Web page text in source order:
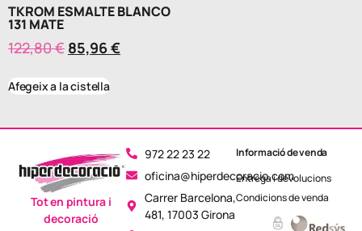
TKROM ESMALTE BLANCO
131 MATE
122,80€ 85,96€
Afegeix a la cistella
972 22 23 22
oficina@hiperdecoracio.com
Carrer Barcelona,
481, 17003 Girona
Tot en pintura i
decoració
Informació de venda
Entrega i devolucions
Condicions de venda